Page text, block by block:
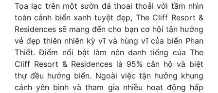
Tọa lạc trên một sườn đá thoai thoải với tầm nhìn
toàn cảnh biển xanh tuyệt đẹp, The Cliff Resort &
Residences sẽ mang đến cho bạn cơ hội tận hưởng
vẻ đẹp thiên nhiên kỳ vĩ và hùng vĩ của biển Phan
Thiết. Điểm nổi bật làm nên danh tiếng của The
Cliff Resort & Residences là 95% căn hộ và biệt
thự đều hướng biển. Ngoài việc tận hưởng khung
cảnh yên bình và tham gia nhiều hoạt động hấp